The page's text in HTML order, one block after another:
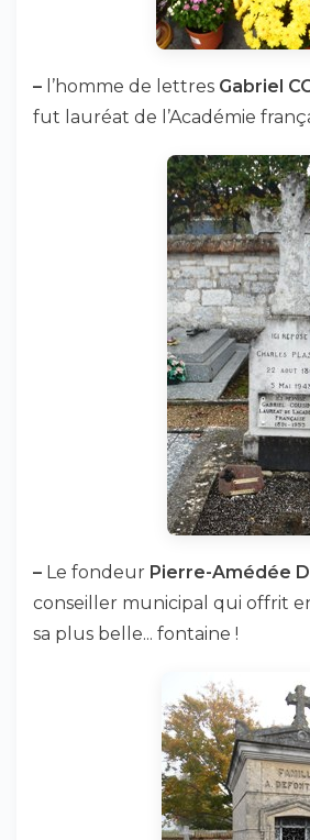
– l’homme de lettres Gabriel
fut lauréat de l’Académie
– Le fondeur Pierre-Amédée
conseiller municipal qui offrit
sa plus belle... fontaine !